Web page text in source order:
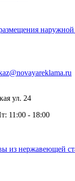
ул. 24
11:00 - 18:00
из нержавеющей